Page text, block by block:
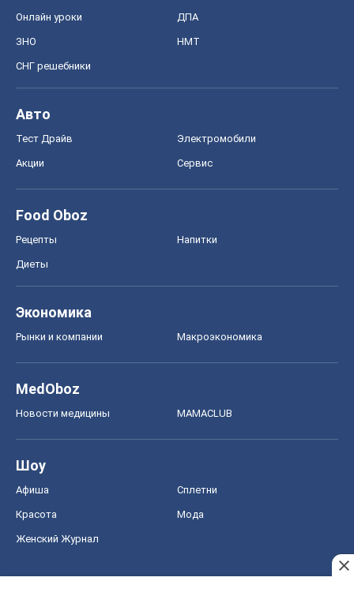
Онлайн уроки ДПА
ЗНО НМТ
СНГ решебники
Авто
Тест Драйв Электромобили
Акции Сервис
Food Oboz
Рецепты Напитки
Диеты
Экономика
Рынки и компании Mакроэкономика
MedOboz
Новости медицины MAMACLUB
Шоу
Афиша Сплетни
Красота Мода
Женский Журнал